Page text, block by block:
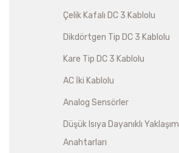
Çelik Kafalı DC 3 Kablolu
Dikdörtgen Tip DC 3 Kablolu
Kare Tip DC 3 Kablolu
AC İki Kablolu
Analog Sensörler
Düşük Isıya Dayanıklı Yaklaşım
Anahtarları